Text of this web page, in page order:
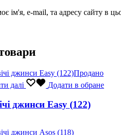
ім'я, e-mail, та адресу сайту в
Продано
далі
Додати в обране
джинси Easy (122)